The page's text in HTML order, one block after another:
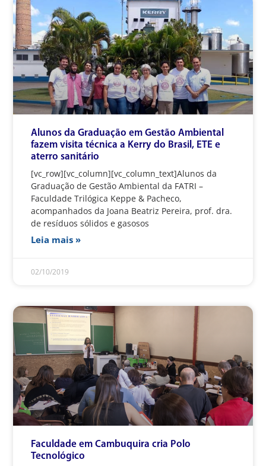
Alunos da Graduação em Gestão Ambiental
fazem visita técnica a Kerry do Brasil, ETE e
aterro sanitário
[vc_row][vc_column][vc_column_text]Alunos da
Graduação de Gestão Ambiental da FATRI –
Faculdade Trilógica Keppe & Pacheco,
acompanhados da Joana Beatriz Pereira, prof. dra.
de resíduos sólidos e gasosos
Leia mais »
02/10/2019
Faculdade em Cambuquira cria Polo
Tecnológico